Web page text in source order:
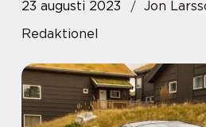
23 augusti 2023
Jon
Redaktionel